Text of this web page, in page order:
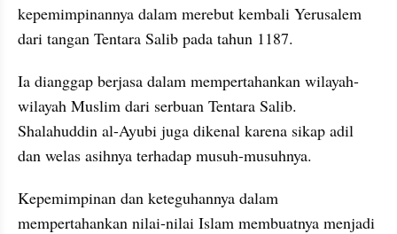
kepemimpinannya dalam merebut kembali Yerusalem
dari tangan Tentara Salib pada tahun 1187.
Ia dianggap berjasa dalam mempertahankan wilayah-
wilayah Muslim dari serbuan Tentara Salib.
Shalahuddin al-Ayubi juga dikenal karena sikap adil
dan welas asihnya terhadap musuh-musuhnya.
Kepemimpinan dan keteguhannya dalam
mempertahankan nilai-nilai Islam membuatnya menjadi